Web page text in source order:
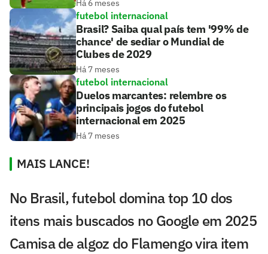
Há 6 meses
futebol internacional
Brasil? Saiba qual país tem '99% de
chance' de sediar o Mundial de
Clubes de 2029
Há 7 meses
futebol internacional
Duelos marcantes: relembre os
principais jogos do futebol
internacional em 2025
Há 7 meses
MAIS LANCE!
No Brasil, futebol domina top 10 dos
itens mais buscados no Google em 2025
Camisa de algoz do Flamengo vira item